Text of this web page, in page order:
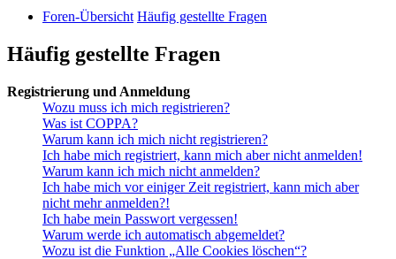
Foren-Übersicht Häufig gestellte Fragen
Häufig gestellte Fragen
Registrierung und Anmeldung
Wozu muss ich mich registrieren?
Was ist COPPA?
Warum kann ich mich nicht registrieren?
Ich habe mich registriert, kann mich aber nicht anmelden!
Warum kann ich mich nicht anmelden?
Ich habe mich vor einiger Zeit registriert, kann mich aber
nicht mehr anmelden?!
Ich habe mein Passwort vergessen!
Warum werde ich automatisch abgemeldet?
Wozu ist die Funktion „Alle Cookies löschen“?